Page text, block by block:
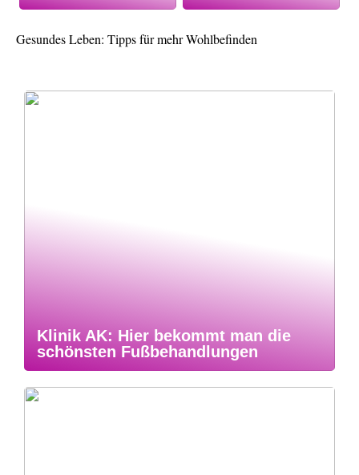
Gesundes Leben: Tipps für mehr Wohlbefinden
Klinik AK: Hier bekommt man die
schönsten Fußbehandlungen